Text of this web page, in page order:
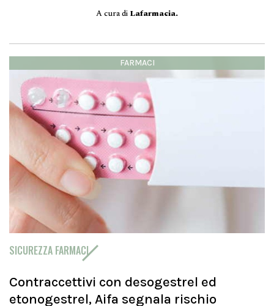
A cura di Lafarmacia.
FARMACI
SICUREZZA FARMACI
Contraccettivi con desogestrel ed
etonogestrel, Aifa segnala rischio